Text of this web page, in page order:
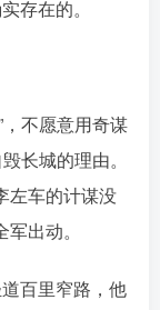
存在的。󠄹󠅀󠄪󠄢󠄡󠄦󠄞󠄧󠄣󠄞󠄢󠄡󠄦󠄞󠄩󠄤󠅬󠅅󠅃󠄵󠅂󠄪󠅗󠅥󠅕󠅣󠅤󠅬󠅄󠄹󠄽󠄵󠄪󠄢󠄠󠄢󠄦󠄝󠄠󠄨󠄝󠄠󠄦󠄐󠄡󠄧󠄪󠄠󠄠󠄪󠄣󠄡󠅬󠅨󠅙󠅑󠅟󠅗󠅒󠄞󠅓󠅟󠅝󠄐󠇕󠆠󠅿󠇖󠆄󠆩󠇕󠅿󠆈󠇗󠆭󠆁󠄐󠇗󠅹󠅸󠇖󠆍󠅳󠇖󠅹󠅰󠇖󠆌󠅹
不愿意用奇谋
长城的理由󠄹󠅀󠄪󠄢󠄡󠄦󠄞󠄧󠄣󠄞󠄢󠄡󠄦󠄞󠄩󠄤󠅬󠅅󠅃󠄵󠅂󠄪󠅗󠅥󠅕󠅣󠅤󠅬󠅄󠄹󠄽󠄵󠄪󠄢󠄠󠄢󠄦󠄝󠄠󠄨󠄝󠄠󠄦󠄐󠄡󠄧󠄪󠄠󠄠󠄪󠄣󠄡󠅬󠅨󠅙󠅑󠅟󠅗󠅒󠄞󠅓󠅟󠅝󠄐󠇕󠆠󠅿󠇖󠆄󠆩󠇕󠅿󠆈󠇗󠆭󠆁󠄐󠇗󠅹󠅸󠇖󠆍󠅳󠇖󠅹󠅰󠇖󠆌󠅹。
左车的计谋没
军出动󠄹󠅀󠄪󠄢󠄡󠄦󠄞󠄧󠄣󠄞󠄢󠄡󠄦󠄞󠄩󠄤󠅬󠅅󠅃󠄵󠅂󠄪󠅗󠅥󠅕󠅣󠅤󠅬󠅄󠄹󠄽󠄵󠄪󠄢󠄠󠄢󠄦󠄝󠄠󠄨󠄝󠄠󠄦󠄐󠄡󠄧󠄪󠄠󠄠󠄪󠄣󠄡󠅬󠅨󠅙󠅑󠅟󠅗󠅒󠄞󠅓󠅟󠅝󠄐󠇕󠆠󠅿󠇖󠆄󠆩󠇕󠅿󠆈󠇗󠆭󠆁󠄐󠇗󠅹󠅸󠇖󠆍󠅳󠇖󠅹󠅰󠇖󠆌󠅹。
百里窄路，他